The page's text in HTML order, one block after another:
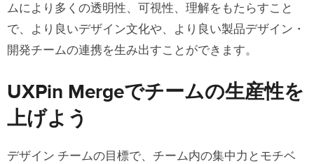
ムにより多くの透明性、可視性、理解をもたらすこと
で、より良いデザイン文化や、より良い製品デザイン・
開発チームの連携を生み出すことができます。
UXPin Mergeでチームの生産性を
上げよう
デザイン チームの目標で、チーム内の集中力とモチベ